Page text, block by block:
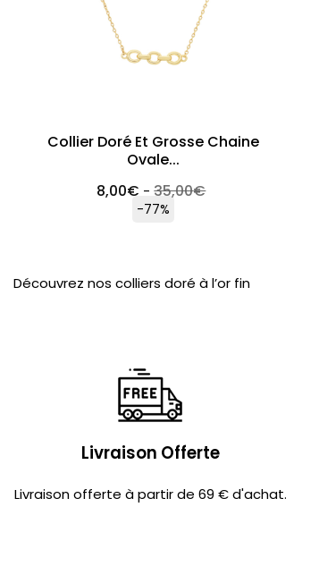
Collier Doré Et Grosse Chaine
Ovale...
8,00€ -35,00€
-77%
Découvrez nos colliers doré à l’or fin
Livraison Offerte
Livraison offerte à partir de 69 € d'achat.